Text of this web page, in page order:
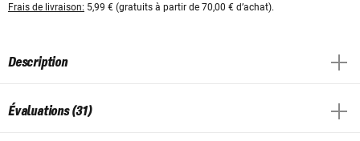
Frais de livraison: 5,99 € (gratuits à partir de 70,00 € d’achat).
Description
Évaluations (31)